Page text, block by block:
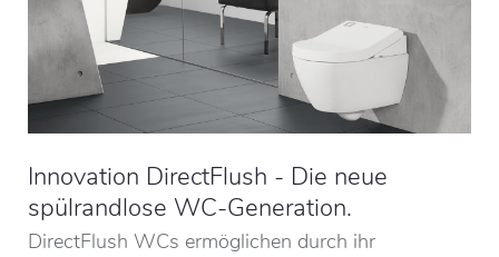
Innovation DirectFlush - Die neue
spülrandlose WC-Generation.
DirectFlush WCs ermöglichen durch ihr